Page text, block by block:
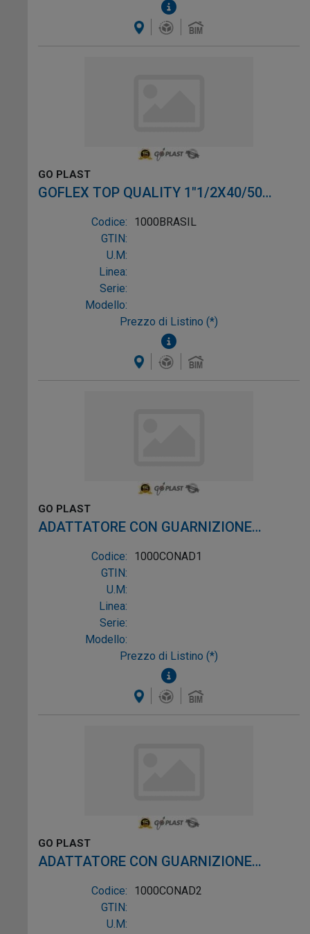
GO PLAST
GOFLEX TOP QUALITY 1"1/2X40/50
METALLLO + RIDUZIONI 125700 E
Codice:
1000BRASIL
GTIN:
U.M:
Linea:
Serie:
Modello:
Prezzo di Listino (*)
GO PLAST
ADATTATORE CON GUARNIZIONE
CONICA PER ARTICOLO 1000TOP 1"1/4
Codice:
1000CONAD1
GTIN:
U.M:
Linea:
Serie:
Modello:
Prezzo di Listino (*)
GO PLAST
ADATTATORE CON GUARNIZIONE
CONICA PER ARTICOLO 1000TOP 1"1/2
Codice:
1000CONAD2
GTIN:
U.M: